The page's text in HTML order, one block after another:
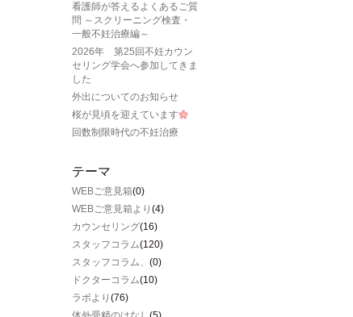
看護師が答えるよくあるご質
問 ～スクリーニング検査・
一般不妊治療編～
2026年 第25回不妊カウン
セリング学会へ参加してきま
した
外出についてのお知らせ
桜が見頃を迎えています
回数制限時代の不妊治療
テーマ
WEBご意見箱(0)
WEBご意見箱より (4)
カウンセリング(16)
スタッフコラム(120)
スタッフコラム、 (0)
ドクターコラム(10)
ラボより (76)